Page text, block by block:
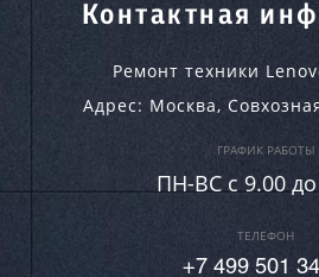
Контактная
Ремонт техники
Адрес: Москва,
ГРАФИК РАБОТЫ
ПН-ВC c 9.00
ТЕЛЕФОН
+7 499 501